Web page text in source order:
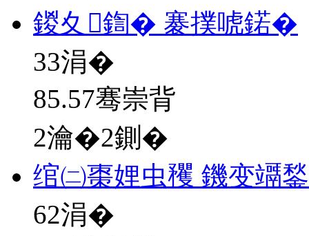
鍐夊鍧� 褰撲唬鍩�
33涓�
85.57骞崇背
2瀹�2鍘�
绾㈡棗娌虫矡 鐖变竵
62涓�